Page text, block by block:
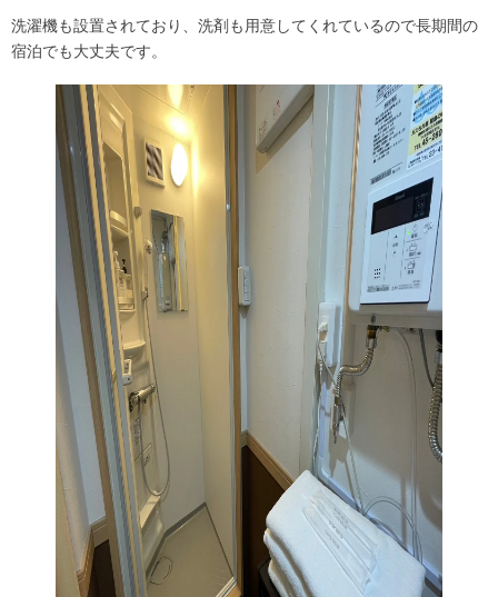
洗濯機も設置されており、洗剤も用意してくれているので長期間の
宿泊でも大丈夫です。